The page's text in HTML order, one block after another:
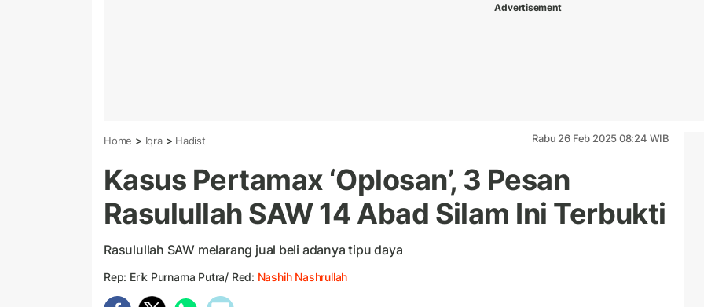
Advertisement
Home > Iqra> Hadist Rabu 26 Feb 2025 08:24 WIB
Kasus Pertamax ‘Oplosan’, 3 Pesan
Rasulullah SAW 14 Abad Silam Ini Terbukti
Rasulullah SAW melarang jual beli adanya tipu daya
Rep: Erik Purnama Putra/ Red: Nashih Nashrullah